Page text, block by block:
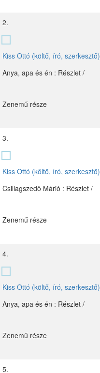
2.
Kiss Ottó (költő, író, szerkesztő)
Anya, apa és én : Részlet /
Zenemű része
3.
Kiss Ottó (költő, író, szerkesztő)
Csillagszedő Márió : Részlet /
Zenemű része
4.
Kiss Ottó (költő, író, szerkesztő)
Anya, apa és én : Részlet /
Zenemű része
5.